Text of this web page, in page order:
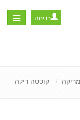
Toggle
כניסה
קוסטה ריקה